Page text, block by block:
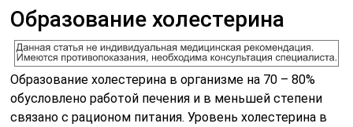
Образование холестерина
Образование холестерина в организме на 70 – 80%
обусловлено работой печения и в меньшей степени
связано с рационом питания. Уровень холестерина в